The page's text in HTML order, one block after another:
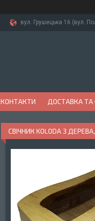
вул. Грушецька 16 (вул.
КОНТАКТИ ДОСТАВКА ТА
СВІЧНИК KOLODA З